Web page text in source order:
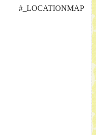
#_LOCATIONMAP